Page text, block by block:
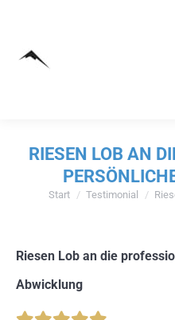
RIESEN LOB AN
Sie befinden sich hier:
Start Testimonial
Riesen Lob an die
Abwicklung